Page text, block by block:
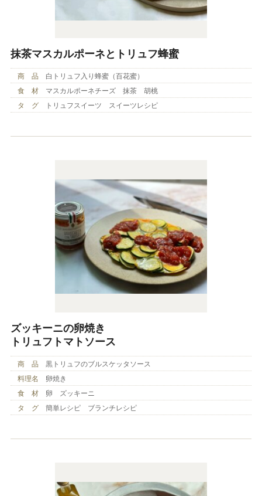
抹茶マスカルポーネとトリュフ蜂蜜
商 品
白トリュフ入り蜂蜜（百花蜜）
食 材
マスカルポーネチーズ 抹茶 胡桃
タ グ
トリュフスイーツ スイーツレシピ
ズッキーニの卵焼き
トリュフトマトソース
商 品
黒トリュフのブルスケッタソース
料理名
卵焼き
食 材
卵 ズッキーニ
タ グ
簡単レシピ ブランチレシピ